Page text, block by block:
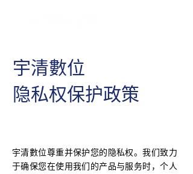
宇清數位
隐私权保护政策
宇清數位尊重并保护您的隐私权。我们致力
于确保您在使用我们的产品与服务时，个人